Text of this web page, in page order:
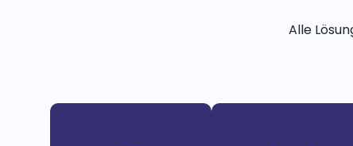
Alle